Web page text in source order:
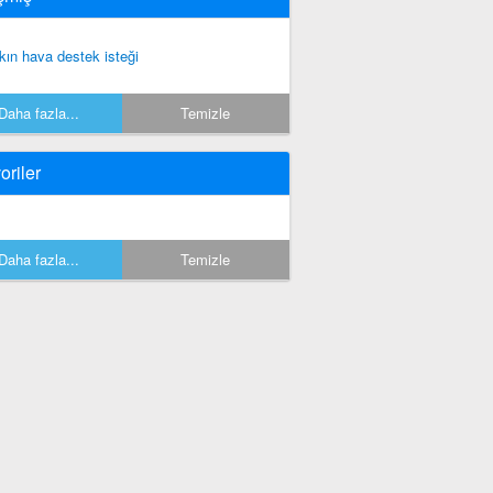
hava destek isteği
Daha fazla... Temizle
Daha fazla... Temizle